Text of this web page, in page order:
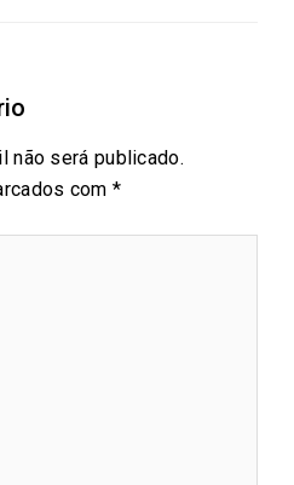
não será publicado.
com *